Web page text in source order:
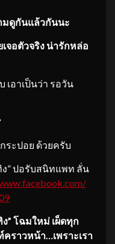
มดูกันแล้วกันนะ
จอตัวจริง น่ารักหล่อ
อาเป็นว่า รอวัน
ะปอย ด้วยครับ
ปอรับสนิทแพท ลั่น
ง” โฉมใหม่ เผ็ดทุก
คราวหน้า… เพราะเรา